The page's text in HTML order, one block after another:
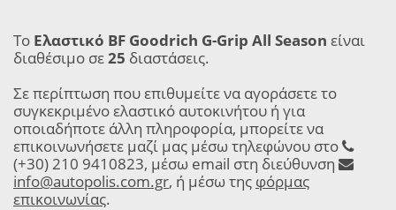
Το Ελαστικό BF Goodrich G-Grip All Season είναι
διαθέσιμο σε25 διαστάσεις.
Σε περίπτωση που επιθυμείτε να αγοράσετε το
συγκεκριμένο ελαστικό αυτοκινήτου ή για
οποιαδήποτε άλλη πληροφορία, μπορείτε να
επικοινωνήσετε μαζί μας μέσω τηλεφώνου στο
(+30) 210 9410823, μέσω email στη διεύθυνση
info@autopolis.com.gr, ή μέσω της φόρμας
επικοινωνίας.